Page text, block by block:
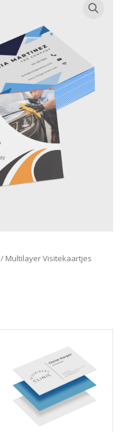
/ Multilayer Visitekaartjes